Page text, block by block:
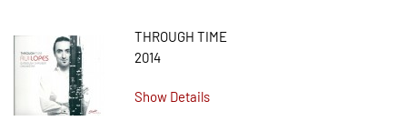
THROUGH TIME
2014
Show Details